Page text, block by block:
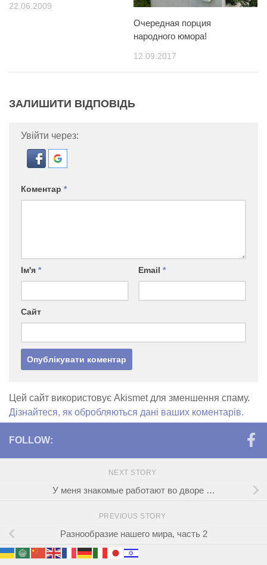
22.06.2009
Очередная порция
народного юмора!
12.09.2017
ЗАЛИШИТИ ВІДПОВІДЬ
Увійти через:
Коментар *
Ім'я * Email *
Сайт
Цей сайт використовує Akismet для зменшення спаму.
Дізнайтеся, як обробляються дані ваших коментарів.
FOLLOW:
NEXT STORY
У меня знакомые работают во дворе …
PREVIOUS STORY
Разнообразие нашего мира, часть 2